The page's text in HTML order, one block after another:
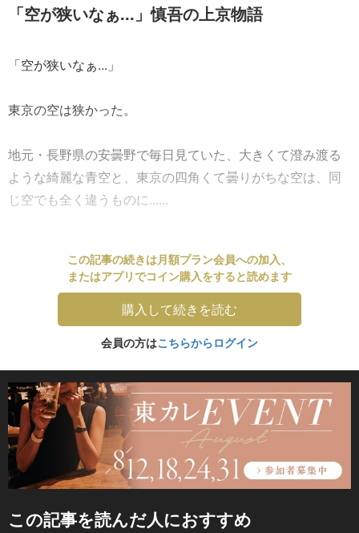
「空が狭いなぁ...」慎吾の上京物語
「空が狭いなぁ...」
東京の空は狭かった。
地元・長野県の安曇野で毎日見ていた、大きくて澄み渡る
ような綺麗な青空と、東京の四角くて曇りがちな空は、同
じ空でも全く違うものに......
この記事の続きは月額プラン会員への加入、
またはアプリでコイン購入をすると読めます
購入して続きを読む
会員の方はこちらからログイン
この記事を読んだ人におすすめ